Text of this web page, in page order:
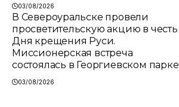
03/08/2026
В Североуральске провели
просветительскую акцию в честь
Дня крещения Руси.
Миссионерская встреча
состоялась в Георгиевском парке
03/08/2026